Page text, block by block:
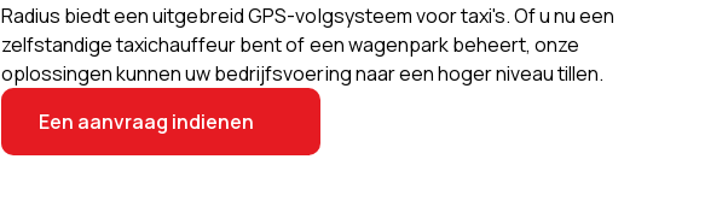
Radius biedt een uitgebreid GPS-volgsysteem voor taxi's. Of u nu een
zelfstandige taxichauffeur bent of een wagenpark beheert, onze
oplossingen kunnen uw bedrijfsvoering naar een hoger niveau tillen.
Een aanvraag indienen